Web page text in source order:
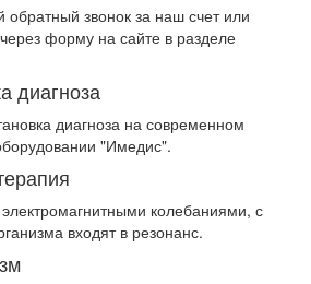
обратный звонок за наш счет или
форму на сайте в разделе
диагноза
диагноза на современном
"Имедис".
колебаниями, с
входят в резонанс.